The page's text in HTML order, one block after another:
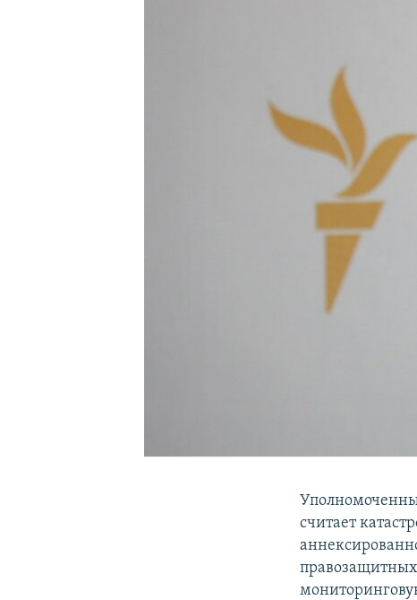
считает
правозащитных